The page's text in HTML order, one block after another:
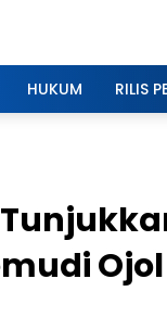
HUKUM RILIS